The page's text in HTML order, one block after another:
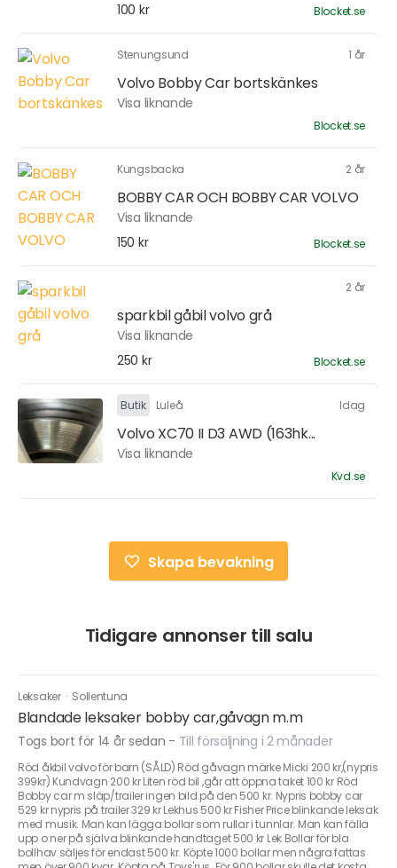
100 kr
Blocket.se
Stenungsund 1 år
Volvo Bobby Car bortskänkes
Visa liknande
Blocket.se
Kungsbacka 2 år
BOBBY CAR OCH BOBBY CAR VOLVO
Visa liknande
150 kr
Blocket.se
2 år
sparkbil gåbil volvo grå
Visa liknande
250 kr
Blocket.se
Butik Luleå Idag
Volvo XC70 II D3 AWD (163hk...
Visa liknande
Kvd.se
Skapa bevakning
Tidigare annonser till salu
Leksaker · Sollentuna
Blandade leksaker bobby car,gåvagn m.m
Togs bort för 14 år sedan - Till försäljning i 2 månader
Röd åkbil volvo för barn (SÅLD) Röd gåvagn märke Micki 200 kr,(nypris
399kr) Kundvagn 200 kr Liten röd bil ,går att öppna taket 100 kr Röd
Bobby car m släp/trailer ingen bild på den 500 kr. Nypris bobby car
529 kr nypris på trailer 329 kr Lekhus 500 kr Fisher Price blinkande leksak
med musik. Man kan lägga bollar som rullar i tunnlar. Man kan fälla
upp o ner på själva blinkande handtaget 500 kr Lek Bollar för bla
bollhav säljes för endast 500 kr. Köpte 1000 bollar men några fattas